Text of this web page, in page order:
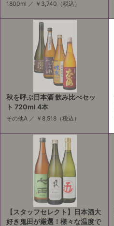
1800ml ／ ￥3,740 （税込）
秋を呼ぶ日本酒 飲み比べセッ
ト 720ml 4本
その他A ／ ￥8,518 （税込）
【スタッフセレクト】日本酒大
好き鬼田が厳選！様々な温度で